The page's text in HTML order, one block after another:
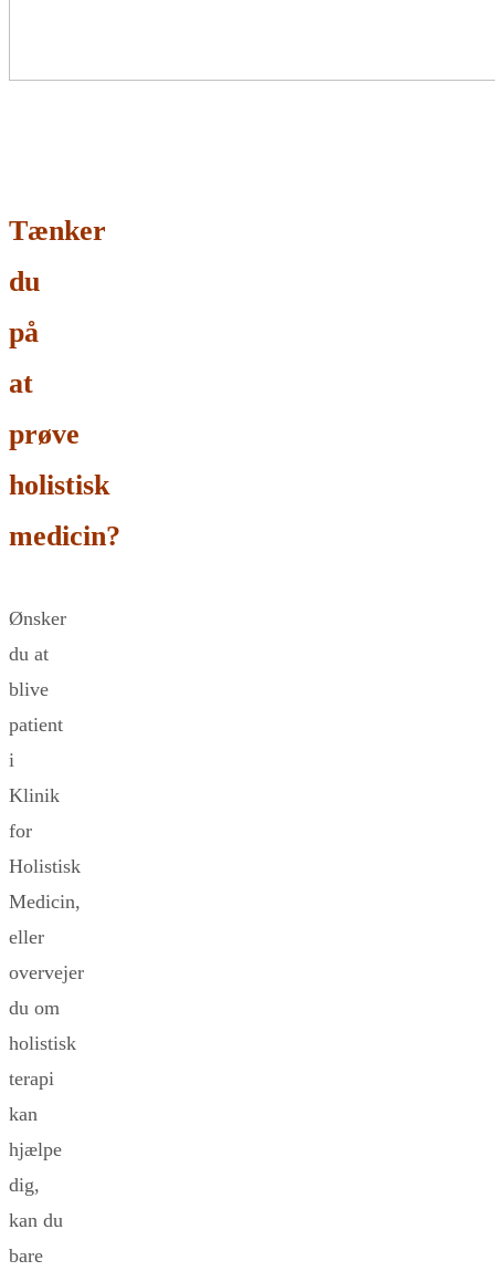
Tænker
du
på
at
prøve
holistisk
medicin?
Ønsker
du at
blive
patient
i
Klinik
for
Holistisk
Medicin,
eller
overvejer
du om
holistisk
terapi
kan
hjælpe
dig,
kan du
bare